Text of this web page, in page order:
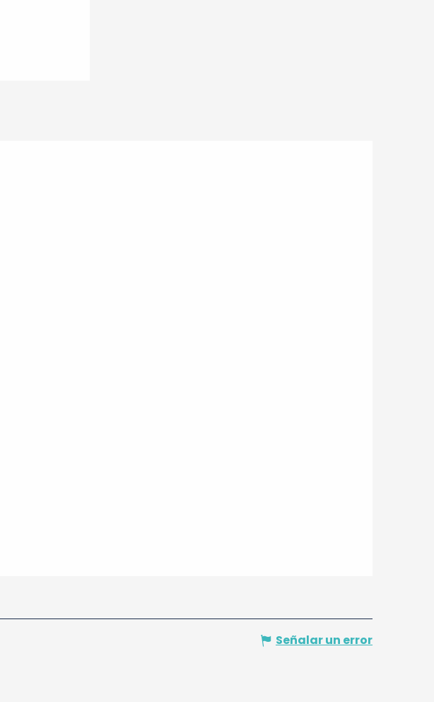
Señalar un error